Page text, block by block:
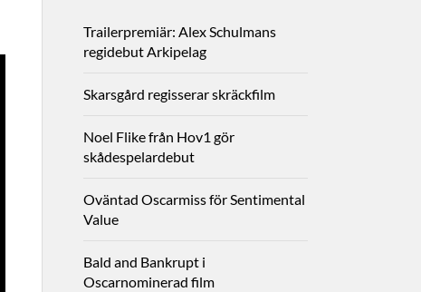
Trailerpremiär: Alex Schulmans
regidebut Arkipelag
Skarsgård regisserar skräckfilm
Noel Flike från Hov1 gör
skådespelardebut
Oväntad Oscarmiss för Sentimental
Value
Bald and Bankrupt i
Oscarnominerad film